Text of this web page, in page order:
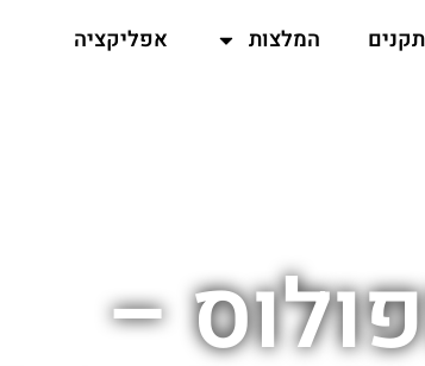
המלצות
אפליקציה
–